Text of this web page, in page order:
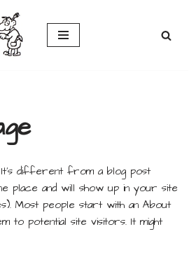
It’s different from a blog post
place and will show up in your site
Most people start with an About
to potential site visitors. It might